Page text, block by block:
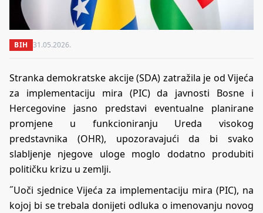
BIH 31.05.2026.
Stranka demokratske akcije (SDA) zatražila je od Vijeća
za implementaciju mira (PIC) da javnosti Bosne i
Hercegovine jasno predstavi eventualne planirane
promjene u funkcioniranju Ureda visokog
predstavnika (OHR), upozoravajući da bi svako
slabljenje njegove uloge moglo dodatno produbiti
političku krizu u zemlji.
˝Uoči sjednice Vijeća za implementaciju mira (PIC), na
kojoj bi se trebala donijeti odluka o imenovanju novog